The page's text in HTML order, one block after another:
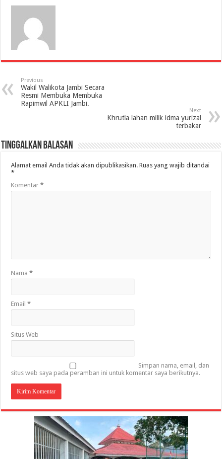
Previous
Wakil Walikota Jambi Secara
Resmi Membuka Membuka
Rapimwil APKLI Jambi.
Next
Khrutla lahan milik idma yurizal
terbakar
Tinggalkan Balasan
Alamat email Anda tidak akan dipublikasikan. Ruas yang wajib ditandai
*
Komentar*
Nama*
Email*
Situs Web
Simpan nama, email, dan
situs web saya pada peramban ini untuk komentar saya berikutnya.